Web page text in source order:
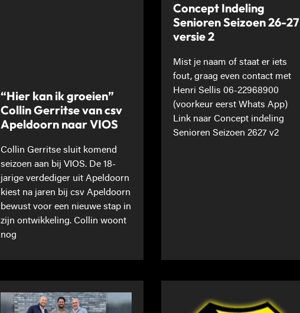
“Hier kan ik groeien”
Collin Gerritse van csv
Apeldoorn naar VIOS
Collin Gerritse sluit komend
seizoen aan bij VIOS. De 18-
jarige verdediger uit Apeldoorn
kiest na jaren bij csv Apeldoorn
bewust voor een nieuwe stap in
zijn ontwikkeling. Collin woont
nog
Concept Indeling
Senioren Seizoen 26-27
versie 2
Mist je naam of staat er iets
fout, graag even contact met
Henri Sellis 06-22968900
(voorkeur eerst Whats App)
Link naar Concept indeling
Senioren Seizoen 2627 v2